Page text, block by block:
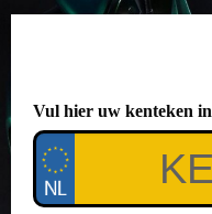
Vul hier uw kenteken in